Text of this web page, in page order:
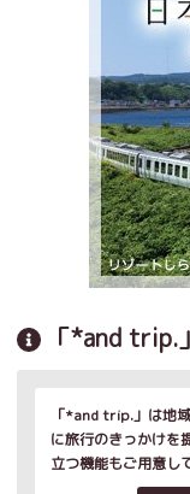
「*and trip.
「*and trip.」は地
に旅行のきっかけを
立つ機能もご用意し